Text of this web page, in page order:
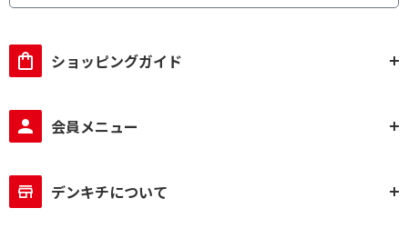
ショッピングガイド
会員メニュー
デンキチについて